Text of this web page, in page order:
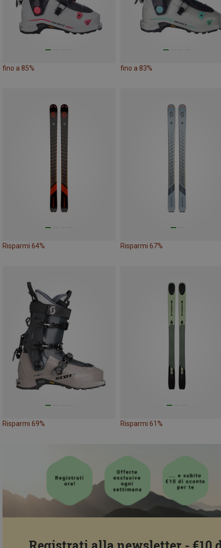
fino a 85% fino a 83%
Risparmi 64% Risparmi 67%
Risparmi 69% Risparmi 61%